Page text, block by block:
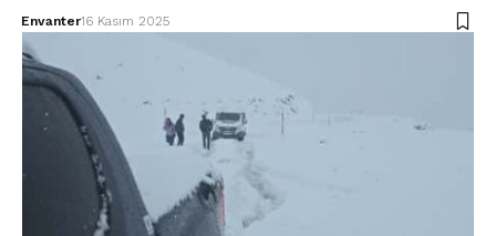
Envanter16 Kasım 2025